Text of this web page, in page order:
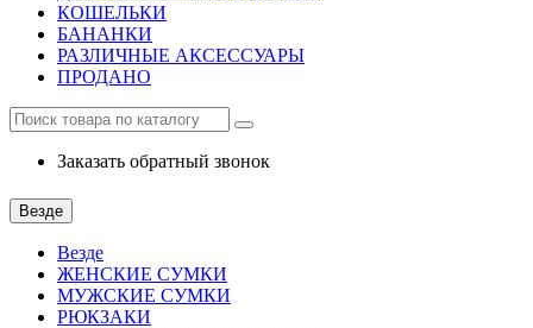
КОШЕЛЬКИ
БАНАНКИ
РАЗЛИЧНЫЕ АКСЕССУАРЫ
ПРОДАНО
Заказать обратный звонок
Везде
Везде
ЖЕНСКИЕ СУМКИ
МУЖСКИЕ СУМКИ
РЮКЗАКИ